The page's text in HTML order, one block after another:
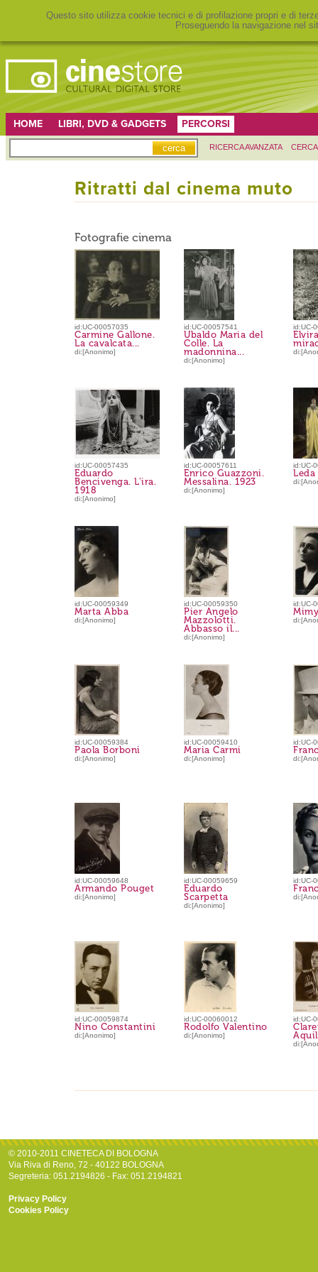
Questo sito utilizza cookie tecnici e di profilazione propri e di
Proseguendo la navigazione nel
HOME LIBRI, DVD & GADGETS PERCORSI
RICERCA AVANZATA
Ritratti dal cinema muto
Fotografie cinema
id:UC-00057035
Carmine Gallone.
La cavalcata...
di:[Anonimo]
id:UC-00057541
Ubaldo Maria del
Colle. La
madonnina...
di:[Anonimo]
id:UC-
id:UC-00057435
Eduardo
Bencivenga. L'ira.
1918
di:[Anonimo]
id:UC-00057611
Enrico Guazzoni.
Messalina. 1923
di:[Anonimo]
id:UC-
Leda
id:UC-00059349
Marta Abba
di:[Anonimo]
id:UC-00059350
Pier Angelo
Mazzolotti.
Abbasso il...
di:[Anonimo]
id:UC-
id:UC-00059384
Paola Borboni
di:[Anonimo]
id:UC-00059410
Maria Carmi
di:[Anonimo]
id:UC-
id:UC-00059648
Armando Pouget
di:[Anonimo]
id:UC-00059659
Eduardo
Scarpetta
di:[Anonimo]
id:UC-
id:UC-00059874
Nino Constantini
di:[Anonimo]
id:UC-00060012
Rodolfo Valentino
di:[Anonimo]
id:UC-
© 2010-2011 CINETECA DI BOLOGNA
Via Riva di Reno, 72 - 40122 BOLOGNA
Segreteria: 051.2194826 - Fax: 051.2194821
Privacy Policy
Cookies Policy